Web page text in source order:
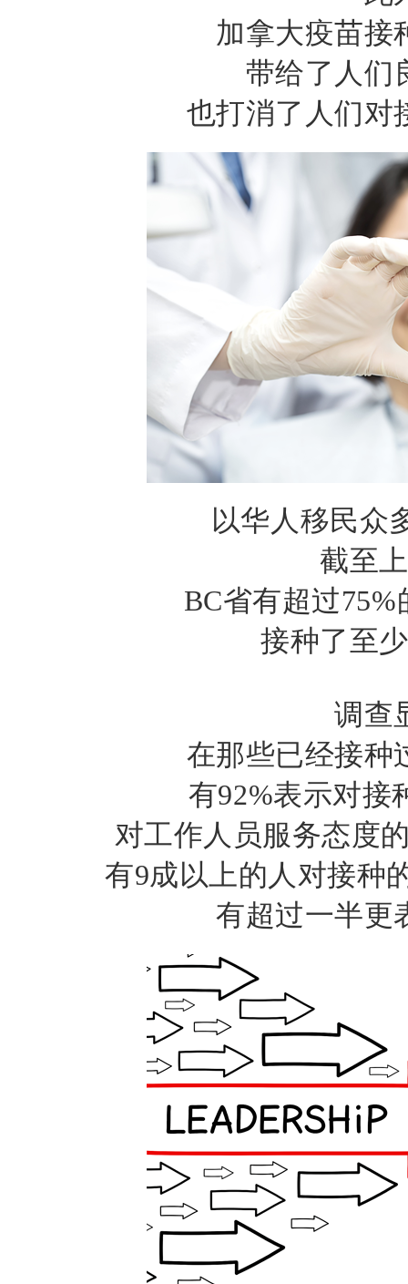
加拿大疫苗接
带给了人们
也打消了人们对
以华人移民众
截至
BC省有超过75%
接种了至
调查
在那些已经接种
有92%表示对接
对工作人员服务态度
有9成以上的人对接种
有超过一半更